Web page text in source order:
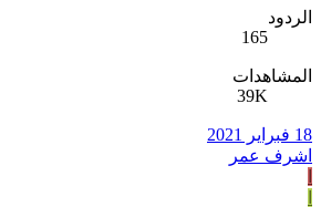
الردود
165
المشاهدات
39K
18 فبراير 2021
اشرف عمر